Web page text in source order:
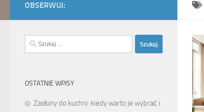
OBSERWUJ:
Szukaj:
OSTATNIE WPISY
Zasłony do kuchni: kiedy warto je wybrać i